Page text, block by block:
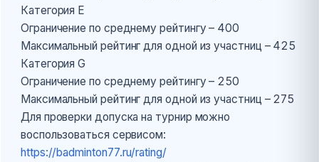
Категория Е
Ограничение по среднему рейтингу – 400
Максимальный рейтинг для одной из участниц – 425
Категория G
Ограничение по среднему рейтингу – 250
Максимальный рейтинг для одной из участниц – 275
Для проверки допуска на турнир можно
воспользоваться сервисом:
https://badminton77.ru/rating/